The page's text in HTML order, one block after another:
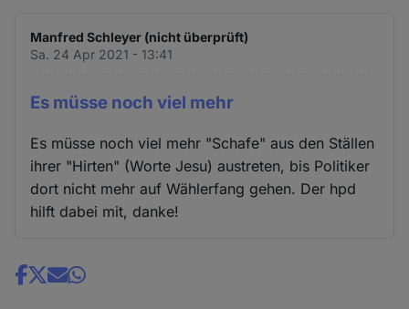
Manfred Schleyer (nicht überprüft)
Sa. 24 Apr 2021 - 13:41
Es müsse noch viel mehr
Es müsse noch viel mehr "Schafe" aus den Ställen
ihrer "Hirten" (Worte Jesu) austreten, bis Politiker
dort nicht mehr auf Wählerfang gehen. Der hpd
hilft dabei mit, danke!
Share